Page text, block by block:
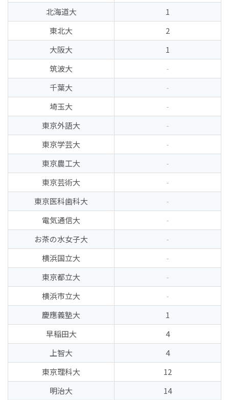
北海道大
1
東北大
2
大阪大
1
筑波大
-
千葉大
-
埼玉大
-
東京外語大
-
東京学芸大
-
東京農工大
-
東京芸術大
-
東京医科歯科大
-
電気通信大
-
お茶の水女子大
-
横浜国立大
-
東京都立大
-
横浜市立大
-
慶應義塾大
1
早稲田大
4
上智大
4
東京理科大
12
明治大
14